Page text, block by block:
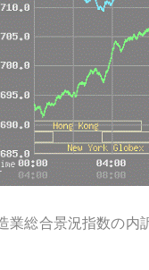
業総合景況指数の